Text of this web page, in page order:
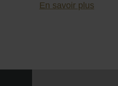
En savoir plus